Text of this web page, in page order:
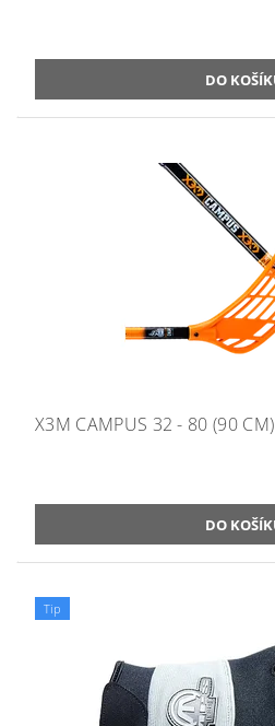
X3M CAMPUS 32 - 80 (90 CM)
Tip